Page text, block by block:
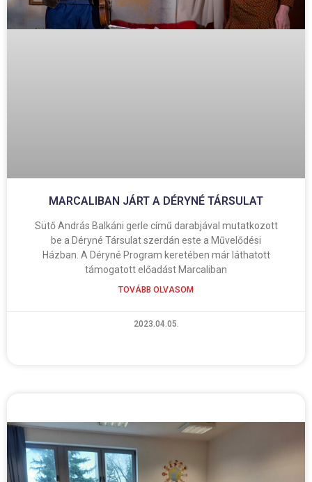
MARCALIBAN JÁRT A DÉRYNÉ TÁRSULAT
Sütő András Balkáni gerle című darabjával mutatkozott
be a Déryné Társulat szerdán este a Művelődési
Házban. A Déryné Program keretében már láthatott
támogatott előadást Marcaliban
TOVÁBB OLVASOM
2023.04.05.